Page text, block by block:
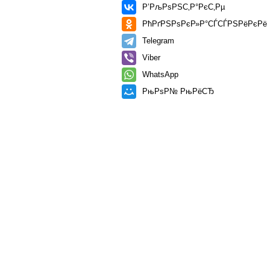
Р’РљРѕРЅС‚Р°РєС‚Рµ
РћРґРЅРѕРєР»Р°СЃСЃРЅРёРєРё
Telegram
Viber
WhatsApp
РњРѕР№ РњРёСЂ